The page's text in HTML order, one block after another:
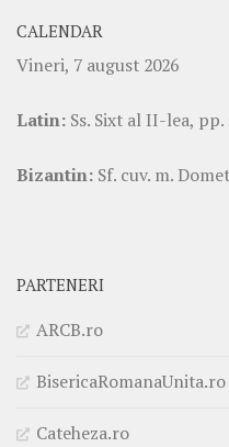
CALENDAR
Vineri, 7 august 2026
Latin: Ss. Sixt al II-lea,
Bizantin: Sf. cuv. m.
PARTENERI
ARCB.ro
BisericaRomanaUnita.ro
Cateheza.ro